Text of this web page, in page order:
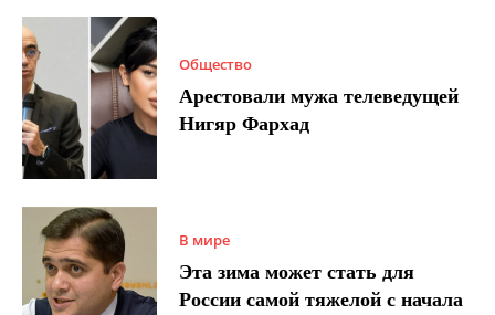
Общество
Арестовали мужа телеведущей
Нигяр Фархад
В мире
Эта зима может стать для
России самой тяжелой с начала